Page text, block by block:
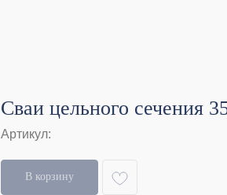
Сваи цельного сечения
Артикул:
В корзину